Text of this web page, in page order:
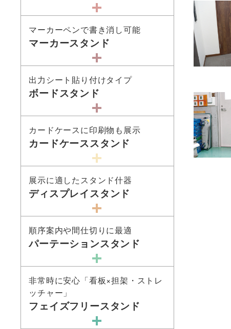
マーカーペンで書き消し可能
マーカースタンド
出力シート貼り付けタイプ
ボードスタンド
カードケースに印刷物も展示
カードケーススタンド
展示に適したスタンド什器
ディスプレイスタンド
順序案内や間仕切りに最適
パーテーションスタンド
非常時に安心「看板×担架・ストレ
ッチャー」
フェイズフリースタンド